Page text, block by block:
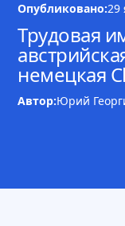
Опубликовано:29
Трудовая
немецкая
Автор:Юрий